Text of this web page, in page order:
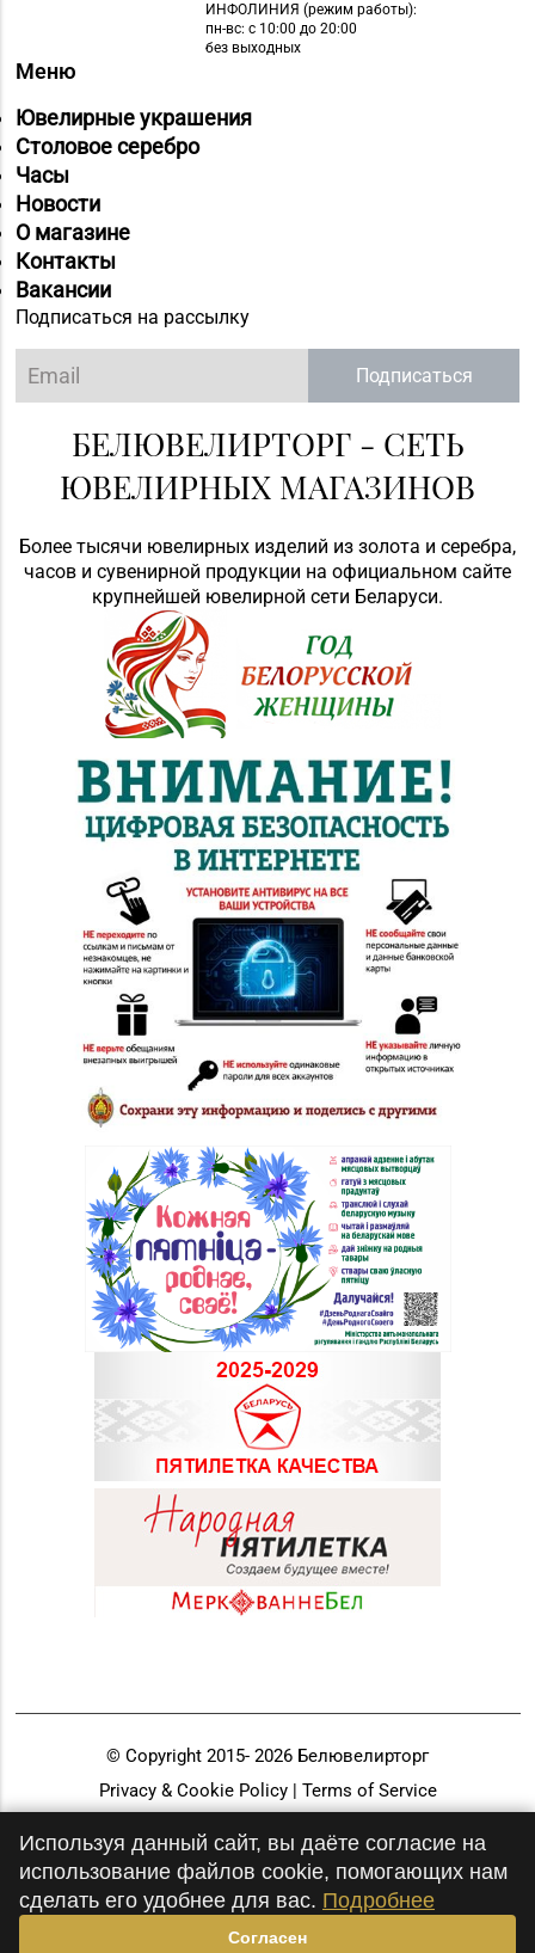
ИНФОЛИНИЯ (режим работы):
пн-вс: с 10:00 до 20:00
без выходных
Меню
Ювелирные украшения
Столовое серебро
Часы
Новости
О магазине
Контакты
Вакансии
Подписаться на рассылку
Подписаться
БЕЛЮВЕЛИРТОРГ - СЕТЬ
ЮВЕЛИРНЫХ МАГАЗИНОВ
Более тысячи ювелирных изделий из золота и серебра,
часов и сувенирной продукции на официальном сайте
крупнейшей ювелирной сети Беларуси.
© Copyright 2015- 2026 Белювелирторг
Privacy & Cookie Policy | Terms of Service
Используя данный сайт, вы даёте согласие на
использование файлов cookie, помогающих нам
сделать его удобнее для вас. Подробнее
Согласен